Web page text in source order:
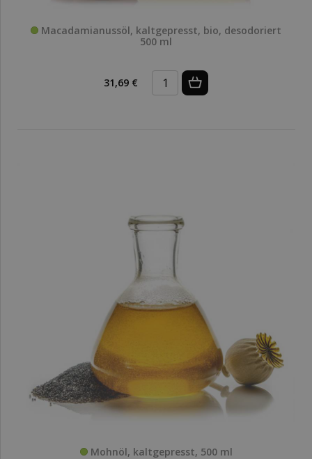
Macadamianussöl, kaltgepresst, bio, desodoriert
500 ml
31,69 €
Mohnöl, kaltgepresst, 500 ml